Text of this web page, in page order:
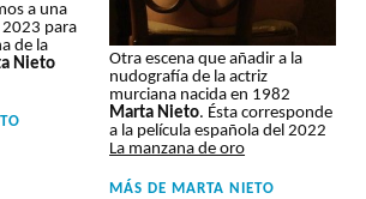
a una
2023 para
de la
Nieto
Otra escena que añadir a la
nudografía de la actriz
murciana nacida en 1982
Marta Nieto. Ésta corresponde
a la película española del 2022
La manzana de oro
MÁS DE MARTA NIETO